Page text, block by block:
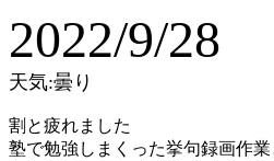
2022/9/28
天気:曇り
割と疲れました
塾で勉強しまくった挙句録画作